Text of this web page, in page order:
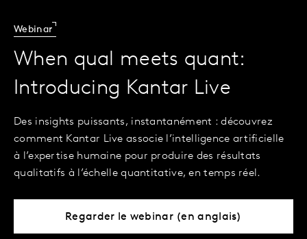
Webinar
When qual meets quant:
Introducing Kantar Live
Des insights puissants, instantanément : découvrez
comment Kantar Live associe l’intelligence artificielle
à l’expertise humaine pour produire des résultats
qualitatifs à l’échelle quantitative, en temps réel.
Regarder le webinar (en anglais)